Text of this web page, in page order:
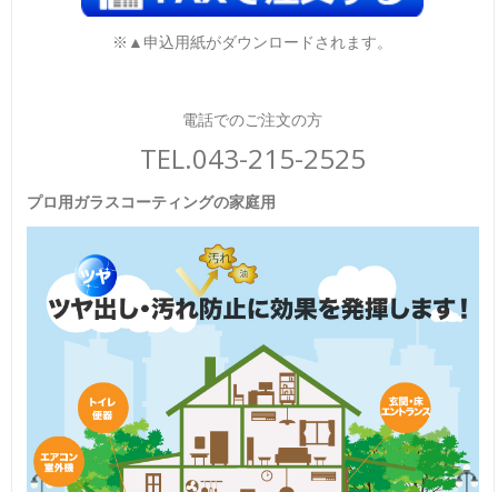
※▲申込用紙がダウンロードされます。
電話でのご注文の方
TEL.043-215-2525
プロ用ガラスコーティングの家庭用